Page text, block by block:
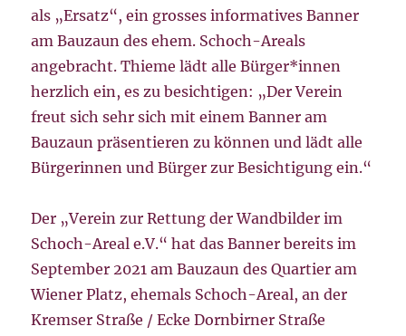
als „Ersatz“, ein grosses informatives Banner
am Bauzaun des ehem. Schoch-Areals
angebracht. Thieme lädt alle Bürger*innen
herzlich ein, es zu besichtigen: „Der Verein
freut sich sehr sich mit einem Banner am
Bauzaun präsentieren zu können und lädt alle
Bürgerinnen und Bürger zur Besichtigung ein.“
Der „Verein zur Rettung der Wandbilder im
Schoch-Areal e.V.“ hat das Banner bereits im
September 2021 am Bauzaun des Quartier am
Wiener Platz, ehemals Schoch-Areal, an der
Kremser Straße / Ecke Dornbirner Straße